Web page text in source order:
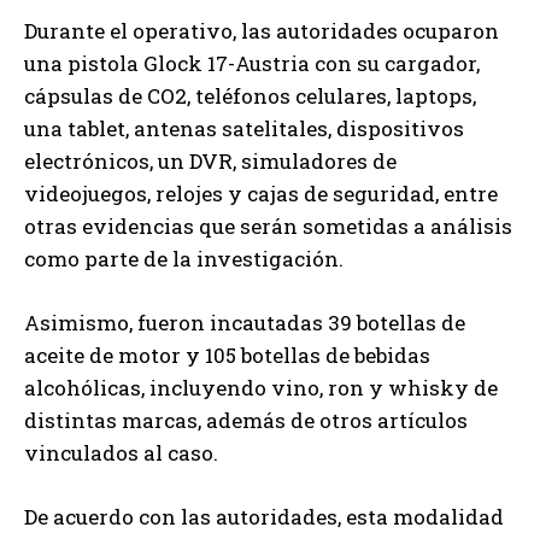
Durante el operativo, las autoridades ocuparon
una pistola Glock 17-Austria con su cargador,
cápsulas de CO2, teléfonos celulares, laptops,
una tablet, antenas satelitales, dispositivos
electrónicos, un DVR, simuladores de
videojuegos, relojes y cajas de seguridad, entre
otras evidencias que serán sometidas a análisis
como parte de la investigación.
Asimismo, fueron incautadas 39 botellas de
aceite de motor y 105 botellas de bebidas
alcohólicas, incluyendo vino, ron y whisky de
distintas marcas, además de otros artículos
vinculados al caso.
De acuerdo con las autoridades, esta modalidad